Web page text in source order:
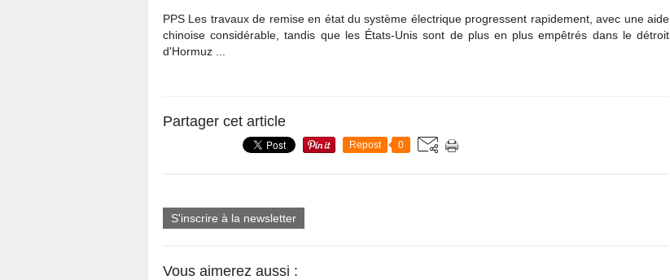
PPS Les travaux de remise en état du système électrique progressent rapidement, avec une aide
chinoise considérable, tandis que les États-Unis sont de plus en plus empêtrés dans le détroit
d'Hormuz ...
Partager cet article
Repost 0
S'inscrire à la newsletter
Vous aimerez aussi :